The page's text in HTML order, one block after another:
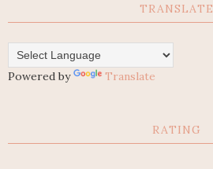
TRANSLATE
Powered by Translate
RATING